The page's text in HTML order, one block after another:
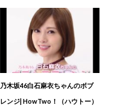
乃木坂46白石麻衣ちゃんのボブ
レンジ| HowTwo！（ハウトー）